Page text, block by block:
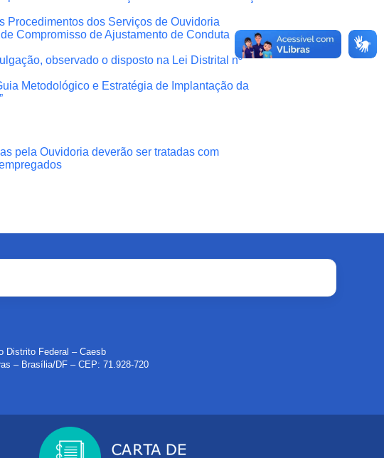
Procedimentos dos Serviços de Ouvidoria
Compromisso de Ajustamento de Conduta
observado o disposto na Lei Distrital nº
Metodológico e Estratégia de Implantação da
pela Ouvidoria deverão ser tratadas com
Distrito Federal – Caesb
– Brasília/DF – CEP: 71.928-720